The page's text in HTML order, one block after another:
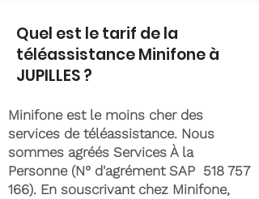
Quel est le tarif de la
téléassistance Minifone à
JUPILLES ?
Minifone est le moins cher des
services de téléassistance. Nous
sommes agréés Services À la
Personne (N° d'agrément SAP 518 757
166). En souscrivant chez Minifone,